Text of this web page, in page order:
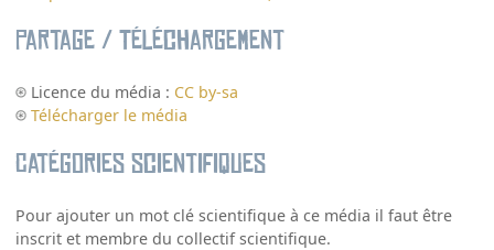
Partage / Téléchargement
Licence du média : CC by-sa
Télécharger le média
Catégories scientifiques
Pour ajouter un mot clé scientifique à ce média il faut être
inscrit et membre du collectif scientifique.